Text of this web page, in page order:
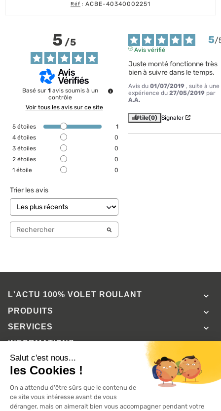
Réf : ACBE-40340002251
5/5
Basé sur1 avis soumis à un
contrôle
Voir tous les avis sur ce site
5 étoiles
1
4 étoiles
0
3 étoiles
0
2 étoiles
0
1 étoile 0
Trier les avis
5/
Avis vérifié
Juste monté fonctionne très
bien à suivre dans le temps.
Avis du 01/07/2019 , suite à une
expérience du 27/05/2019 par
A.A.
Utile(0) Signaler
L'ACTU 100%VOLET ROULANT 
PRODUITS 
SERVICES 
INFORMATIONS 
A propos de 100% volets roulant